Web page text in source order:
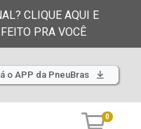
CLIQUE AQUI E
PRA VOCÊ
o APP da PneuBras
0